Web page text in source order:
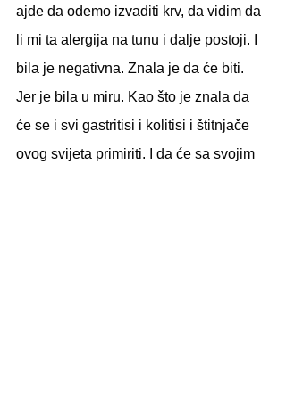
ajde da odemo izvaditi krv, da vidim da
li mi ta alergija na tunu i dalje postoji. I
bila je negativna. Znala je da će biti.
Jer je bila u miru. Kao što je znala da
će se i svi gastritisi i kolitisi i štitnjače
ovog svijeta primiriti. I da će sa svojim